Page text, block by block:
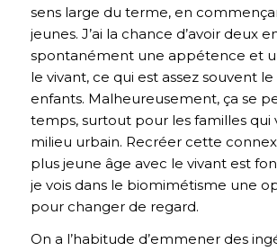
sens large du terme, en
jeunes. J’ai la chance d’avoir deux
spontanément une appétence et
le vivant, ce qui est assez souvent le
enfants. Malheureusement, ça se
temps, surtout pour les familles qui
milieu urbain. Recréer cette
plus jeune âge avec le vivant est
je vois dans le biomimétisme une
pour changer de regard.
On a l’habitude d’emmener des